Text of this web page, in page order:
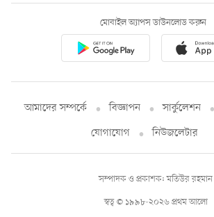
মোবাইল অ্যাপস ডাউনলোড করুন
আমাদের সম্পর্কে বিজ্ঞাপন সার্কুলেশন
যোগাযোগ
নিউজলেটার
স্বত্ব © ১৯৯৮-২০২৬ প্রথম আলো
সম্পাদক ও প্রকাশক: মতিউর রহমান